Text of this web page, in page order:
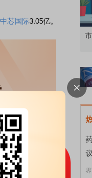
中芯国际3.05亿。